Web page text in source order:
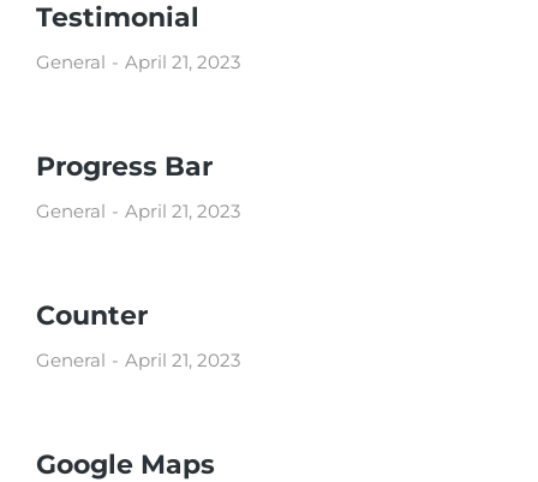
Testimonial
General April 21, 2023
Progress Bar
General April 21, 2023
Counter
General April 21, 2023
Google Maps